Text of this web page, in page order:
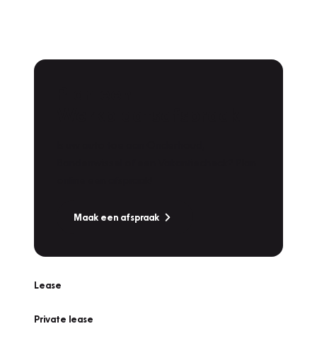
Maak een afspraak
Lease
Private lease